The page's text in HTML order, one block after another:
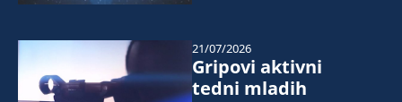
Gripovi aktivni
tedni mladih
21/07/2026